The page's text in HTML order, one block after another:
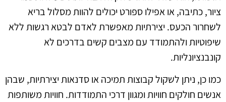
ציור, כתיבה, או אפילו ספורט יכולים להוות מסלול בריא
לשחרור הכעס. יצירתיות מאפשרת לאדם לבטא רגשות ללא
שיפוטיות ולהתמודד עם מצבים קשים בדרכים לא
קונבנציונליות.
כמו כן, ניתן לשקול קבוצות תמיכה או סדנאות יצירתיות, שבהן
אנשים חולקים חוויות ומגוון דרכי התמודדות. חוויות משותפות